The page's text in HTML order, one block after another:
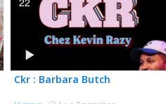
Ckr : Barbara Butch